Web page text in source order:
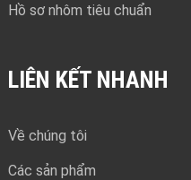
Hồ sơ nhôm tiêu chuẩn
LIÊN KẾT NHANH
Về chúng tôi
Các sản phẩm